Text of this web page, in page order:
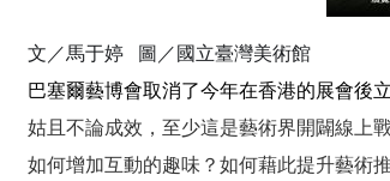
文／馬于婷 圖／國立臺灣美術館
巴塞爾藝博會取消了今年在香港的展會後
姑且不論成效，至少這是藝術界開闢線上
如何增加互動的趣味？如何藉此提升藝術